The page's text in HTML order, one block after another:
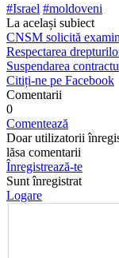
#Israel #moldoveni
La același subiect
CNSM solicită
Respectarea
Suspendarea
Citiți-ne pe Facebook
Comentarii
0
Comentează
Doar utilizatorii
lăsa comentarii
Înregistrează-te
Sunt înregistrat
Logare